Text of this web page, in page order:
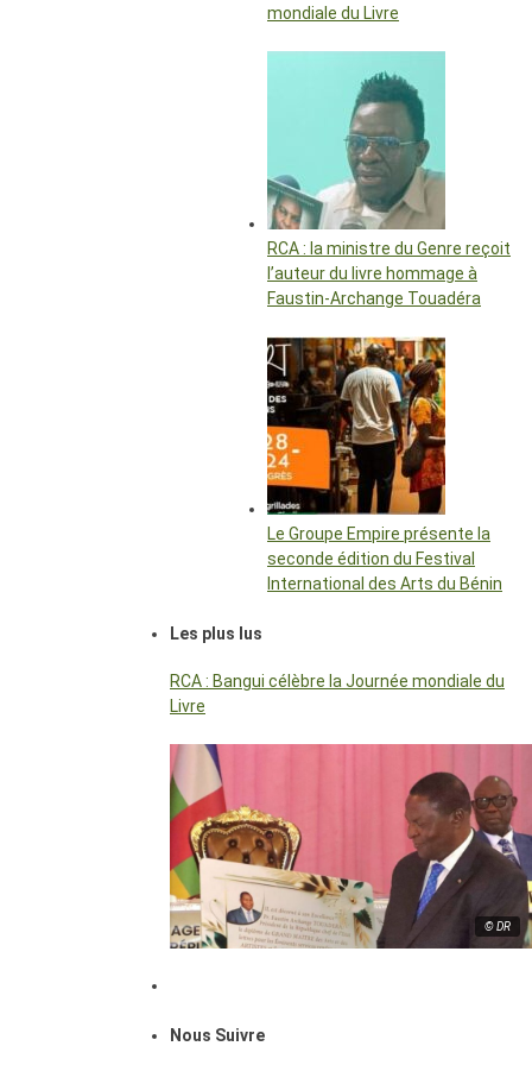
mondiale du Livre
RCA : la ministre du Genre reçoit
l’auteur du livre hommage à
Faustin-Archange Touadéra
Le Groupe Empire présente la
seconde édition du Festival
International des Arts du Bénin
Les plus lus
RCA : Bangui célèbre la Journée mondiale du
Livre
© DR
Nous Suivre